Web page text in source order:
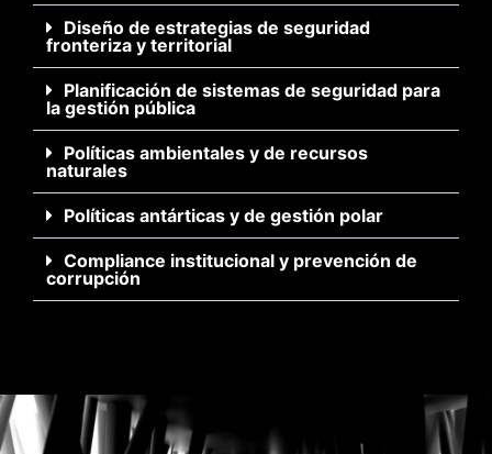
Diseño de estrategias de seguridad
fronteriza y territorial
Planificación de sistemas de seguridad para
la gestión pública
Políticas ambientales y de recursos
naturales
Políticas antárticas y de gestión polar
Compliance institucional y prevención de
corrupción